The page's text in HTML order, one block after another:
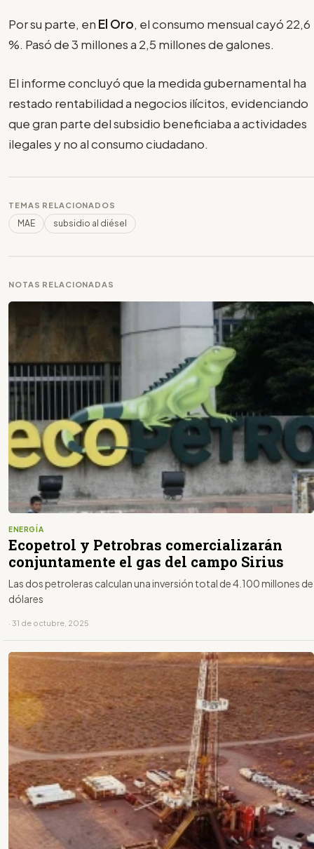
Por su parte, en El Oro, el consumo mensual cayó 22,6
%. Pasó de 3 millones a 2,5 millones de galones.
El informe concluyó que la medida gubernamental ha
restado rentabilidad a negocios ilícitos, evidenciando
que gran parte del subsidio beneficiaba a actividades
ilegales y no al consumo ciudadano.
TEMAS RELACIONADOS
MAE subsidio al diésel
NOTAS RELACIONADAS
ENERGÍA
Ecopetrol y Petrobras comercializarán
conjuntamente el gas del campo Sirius
Las dos petroleras calculan una inversión total de 4.100 millones de
dólares
· 31 de octubre, 2025